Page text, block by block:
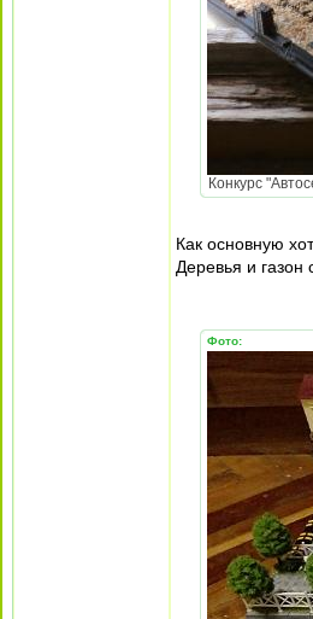
Конкурс
Как основную
Деревья и
Фото: